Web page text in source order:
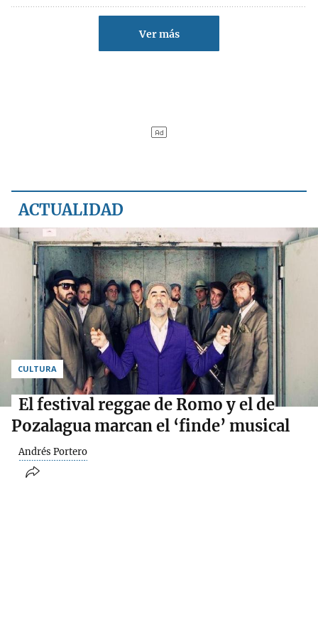
Ver más
ACTUALIDAD
CULTURA
El festival reggae de Romo y el de
Pozalagua marcan el ‘finde’ musical
Andrés Portero